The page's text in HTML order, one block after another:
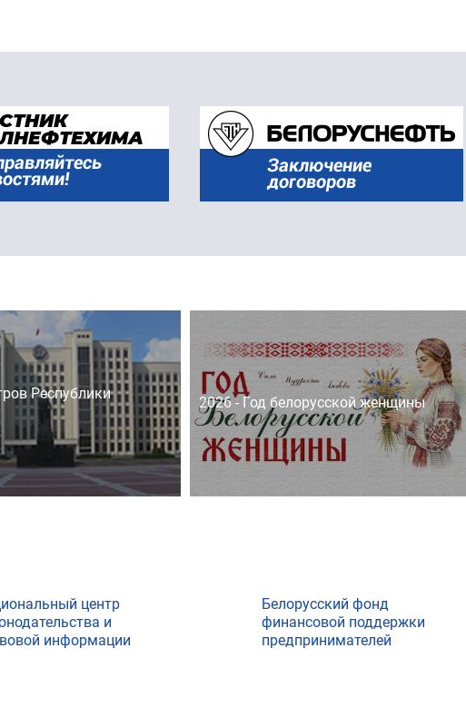
Республики
2026 - Год белорусской женщины
центр
и
информации
Белорусский фонд
финансовой поддержки
предпринимателей